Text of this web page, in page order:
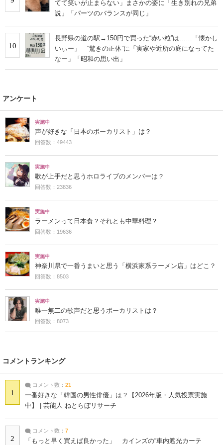
てて笑いが止まらない」まさかの姿に「生き別れの兄弟
説」「パーツのバランスが同じ」
10
長野県の道の駅→150円で買った“赤い粒”は……「懐かし
いぃー」 “驚きの正体”に「実家や近所の庭になってた
なー」「昭和の思い出」
アンケート
実施中
声が好きな「日本のボーカリスト」は？
回答数：49443
実施中
歌が上手だと思うホロライブのメンバーは？
回答数：23836
実施中
ラーメンって日本食？それとも中華料理？
回答数：19636
実施中
神奈川県で一番うまいと思う「横浜家系ラーメン店」はどこ？
回答数：8503
実施中
唯一無二の歌声だと思うボーカリストは？
回答数：8073
コメントランキング
1
コメント数： 21
一番好きな「韓国の男性俳優」は？【2026年版・人気投票実施
中】 | 芸能人 ねとらぼリサーチ
2
コメント数： 7
「もっと早く買えば良かった」 カインズの“車内遮光カーテ